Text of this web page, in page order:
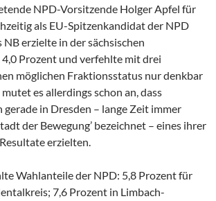
NPD-Vorsitzende Holger Apfel für
als EU-Spitzenkandidat der NPD
erzielte in der sächsischen
Prozent und verfehlte mit drei
möglichen Fraktionsstatus nur denkbar
es allerdings schon an, dass
in Dresden – lange Zeit immer
der Bewegung’ bezeichnet – eines ihrer
erzielten.
Wahlanteile der NPD: 5,8 Prozent für
7,6 Prozent in Limbach-